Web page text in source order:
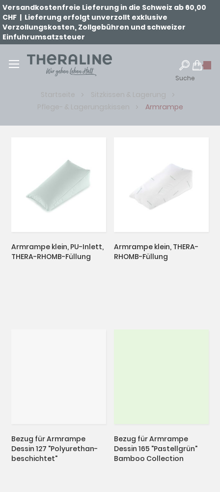
Versandkostenfreie Lieferung in die Schweiz ab 60,00
CHF | Lieferung erfolgt unverzollt exklusive
Verzollungskosten, Zollgebühren und schweizer
Einfuhrumsatzsteuer
Suche
Startseite
Sitzkissen & Lagerung
Pflege- & Lagerungskissen
Armrampe
Armrampe klein, THERA-
RHOMB-Füllung
Armrampe klein, PU-Inlett,
THERA-RHOMB-Füllung
Bezug für Armrampe
Dessin 165 "Pastellgrün"
Bamboo Collection
Bezug für Armrampe
Dessin 127 "Polyurethan-
beschichtet"